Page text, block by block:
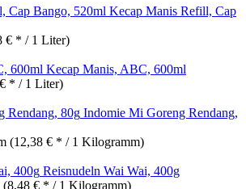
Kecap Manis Refill, Cap
€ * / 1 Liter)
Kecap Manis, ABC, 600ml
* / 1 Liter)
Indomie Mi Goreng Rendang,
(12,38 € * / 1 Kilogramm)
Reisnudeln Wai Wai, 400g
(8,48 € * / 1 Kilogramm)